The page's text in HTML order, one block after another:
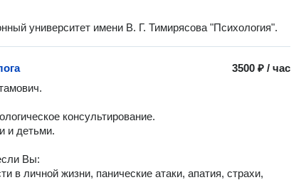
университет имени В. Г. Тимирясова "Психология".
3500 ₽ /час
консультирование.
и детьми.
Вы:
в личной жизни, панические атаки, апатия, страхи,